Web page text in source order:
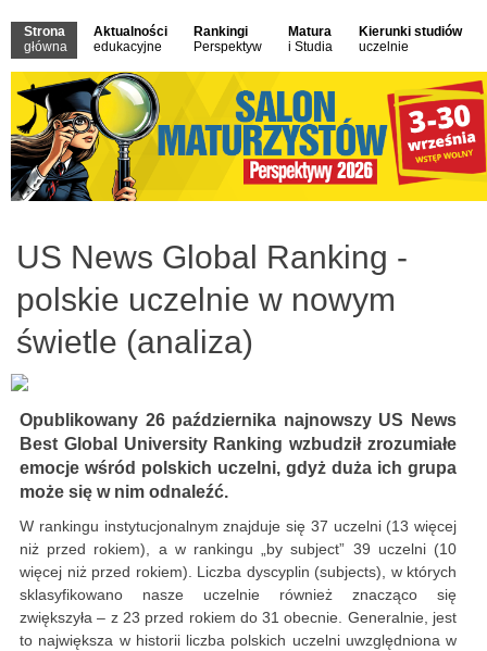
Strona
główna
Aktualności
edukacyjne
Rankingi
Perspektyw
Matura
i Studia
Kierunki studiów
uczelnie
US News Global Ranking -
polskie uczelnie w nowym
świetle (analiza)
Opublikowany 26 października najnowszy US News
Best Global University Ranking wzbudził zrozumiałe
emocje wśród polskich uczelni, gdyż duża ich grupa
może się w nim odnaleźć.
W rankingu instytucjonalnym znajduje się 37 uczelni (13 więcej
niż przed rokiem), a w rankingu „by subject” 39 uczelni (10
więcej niż przed rokiem). Liczba dyscyplin (subjects), w których
sklasyfikowano nasze uczelnie również znacząco się
zwiększyła – z 23 przed rokiem do 31 obecnie. Generalnie, jest
to największa w historii liczba polskich uczelni uwzględniona w